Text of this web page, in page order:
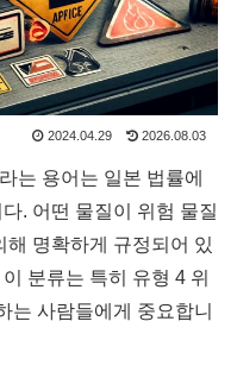
2024.04.29 2026.08.03
는 용어는 일본 법률에
. 어떤 물질이 위험 물질
해 명확하게 규정되어 있
분류는 특히 유형 4 위
는 사람들에게 중요합니